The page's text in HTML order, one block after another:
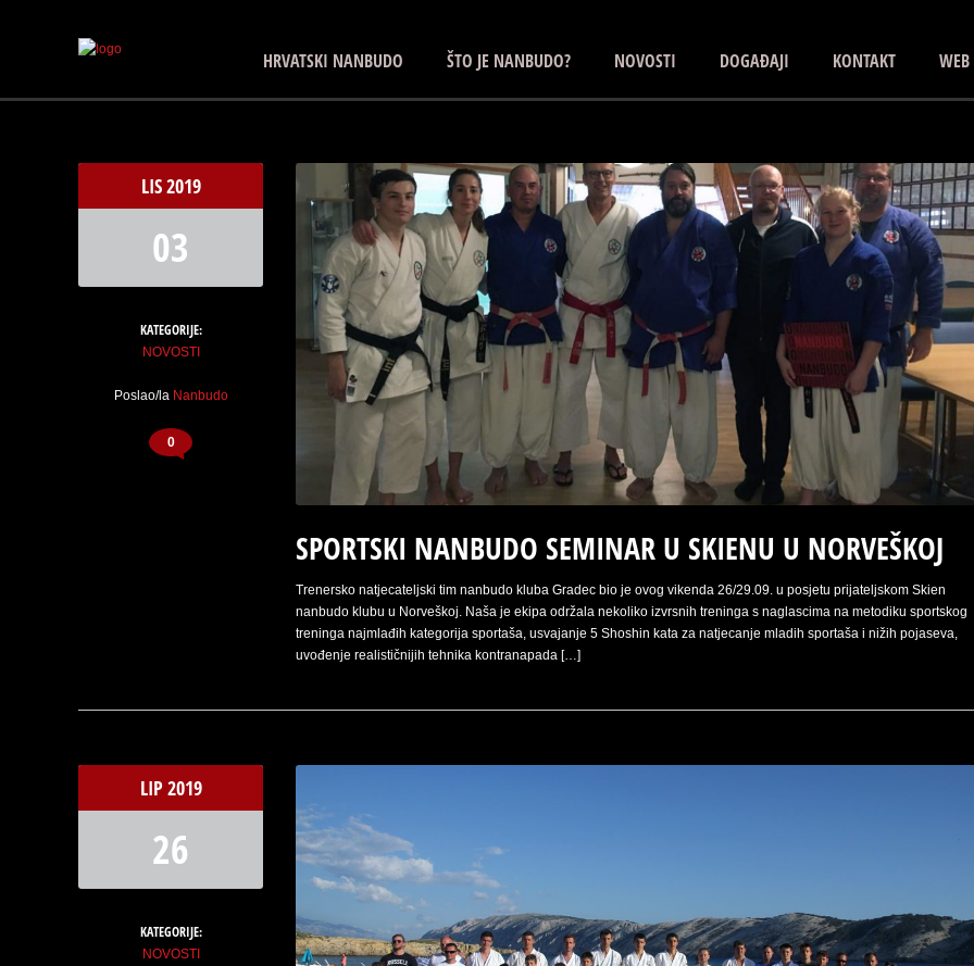
HRVATSKI NANBUDO ŠTO JE NANBUDO? NOVOSTI DOGAĐAJI KONTAKT WEB
LIS2019
03
KATEGORIJE:
NOVOSTI
SPORTSKI NANBUDO SEMINAR U SKIENU U NORVEŠKOJ
Trenersko natjecateljski tim nanbudo kluba Gradec bio je ovog vikenda 26/29.09. u posjetu prijateljskom Skien
nanbudo klubu u Norveškoj. Naša je ekipa održala nekoliko izvrsnih treninga s naglascima na metodiku sportskog
treninga najmlađih kategorija sportaša, usvajanje 5 Shoshin kata za natjecanje mladih sportaša i nižih pojaseva,
uvođenje realističnijih tehnika kontranapada […]
Poslao/la Nanbudo
0
LIP 2019
26
KATEGORIJE:
NOVOSTI